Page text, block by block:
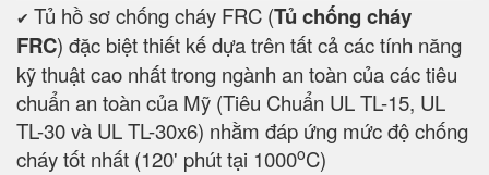
✔ Tủ hồ sơ chống cháy FRC (Tủ chống cháy
FRC) đặc biệt thiết kế dựa trên tất cả các tính năng
kỹ thuật cao nhất trong ngành an toàn của các tiêu
chuẩn an toàn của Mỹ (Tiêu Chuẩn UL TL-15, UL
TL-30 và UL TL-30x6) nhằm đáp ứng mức độ chống
cháy tốt nhất (120' phút tại 1000oC)